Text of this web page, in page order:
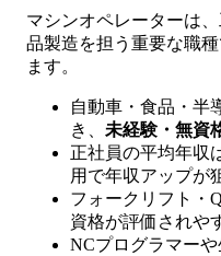
マシンオペレーターは
品製造を担う重要な職
ます。
自動車・食品・半
き、 未経験・無資
正社員の平均年収
用で年収アップが
フォークリフト・
資格が評価されや
NCプログラマー